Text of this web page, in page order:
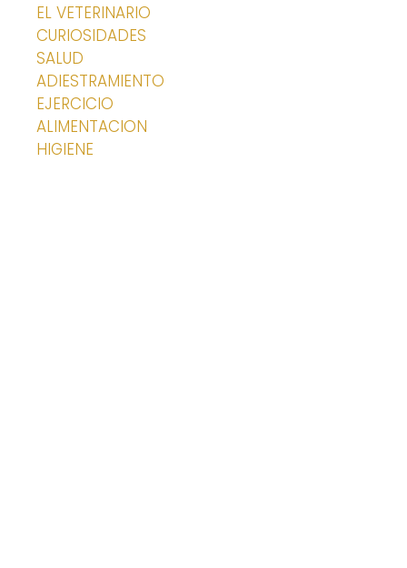
EL VETERINARIO
CURIOSIDADES
SALUD
ADIESTRAMIENTO
EJERCICIO
ALIMENTACION
HIGIENE